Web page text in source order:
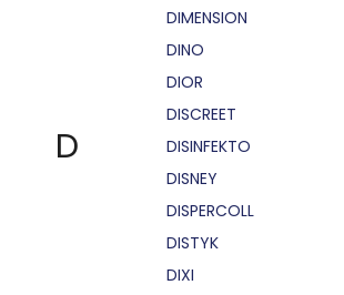
D
DIMENSION
DINO
DIOR
DISCREET
DISINFEKTO
DISNEY
DISPERCOLL
DISTYK
DIXI